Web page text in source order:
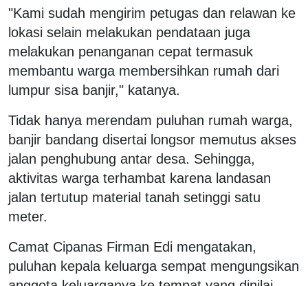
"Kami sudah mengirim petugas dan relawan ke
lokasi selain melakukan pendataan juga
melakukan penanganan cepat termasuk
membantu warga membersihkan rumah dari
lumpur sisa banjir," katanya.
Tidak hanya merendam puluhan rumah warga,
banjir bandang disertai longsor memutus akses
jalan penghubung antar desa. Sehingga,
aktivitas warga terhambat karena landasan
jalan tertutup material tanah setinggi satu
meter.
Camat Cipanas Firman Edi mengatakan,
puluhan kepala keluarga sempat mengungsikan